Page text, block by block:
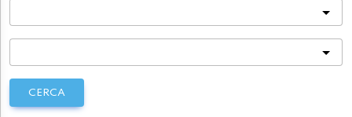
CERCA